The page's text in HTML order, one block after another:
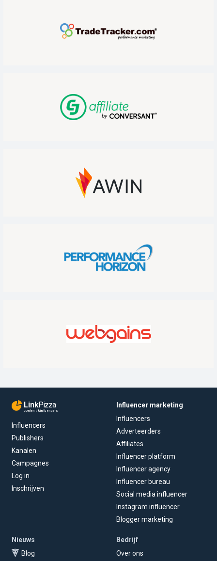
LinkPizza
content & influencers
Influencers
Publishers
Kanalen
Campagnes
Log in
Inschrijven
Influencer marketing
Influencers
Adverteerders
Affiliates
Influencer platform
Influencer agency
Influencer bureau
Social media influencer
Instagram influencer
Blogger marketing
Nieuws
Blog
Bedrijf
Over ons